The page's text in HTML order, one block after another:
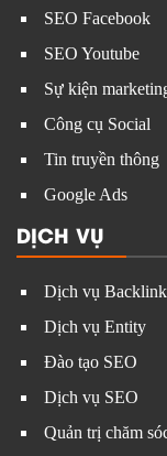
SEO Facebook
SEO Youtube
Sự kiện
Công cụ Social
Tin truyền thông
Google Ads
DỊCH VỤ
Dịch vụ Backlink
Dịch vụ Entity
Đào tạo SEO
Dịch vụ SEO
Quản trị chăm